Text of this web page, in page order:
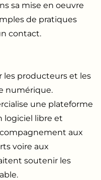
sa mise en oeuvre
de pratiques
contact.
les producteurs et les
numérique.
une plateforme
logiciel libre et
aux
voire aux
soutenir les